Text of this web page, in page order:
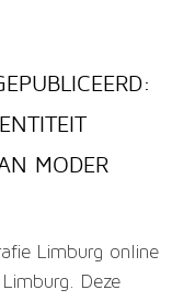
MODER
Limburg online
Deze